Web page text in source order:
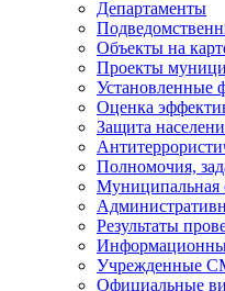
Департаменты
Объекты на
Проекты
Установленные
Оценка
Защита
Полномочия,
Муниципальная
Результаты
Учрежденные
Официальные